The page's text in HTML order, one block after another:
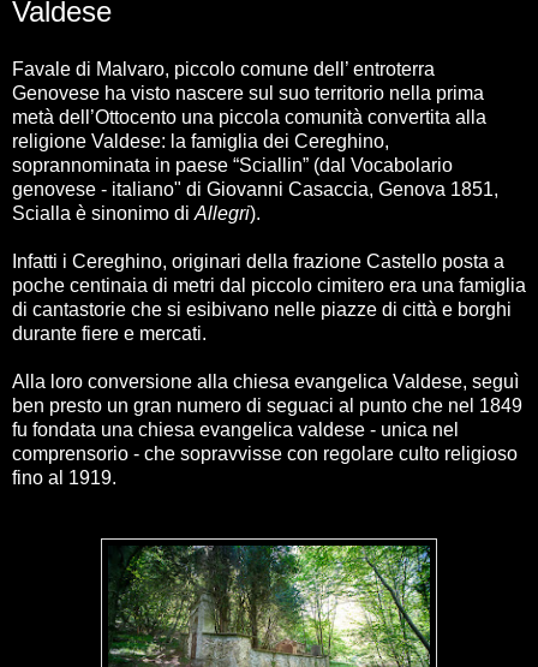
Valdese
Favale di Malvaro, piccolo comune dell’ entroterra
Genovese ha visto nascere sul suo territorio nella prima
metà dell’Ottocento una piccola comunità convertita alla
religione Valdese: la famiglia dei Cereghino,
soprannominata in paese “Sciallin” (dal Vocabolario
genovese - italiano" di Giovanni Casaccia, Genova 1851,
Scialla è sinonimo di Allegri).
Infatti i Cereghino, originari della frazione Castello posta a
poche centinaia di metri dal piccolo cimitero era una famiglia
di cantastorie che si esibivano nelle piazze di città e borghi
durante fiere e mercati.
Alla loro conversione alla chiesa evangelica Valdese, seguì
ben presto un gran numero di seguaci al punto che nel 1849
fu fondata una chiesa evangelica valdese - unica nel
comprensorio - che sopravvisse con regolare culto religioso
fino al 1919.